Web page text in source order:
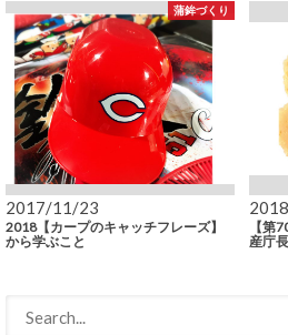
蒲鉾づくり
2017/11/23
2018【カープのキャッチフレーズ】
から学ぶこと
【第
産庁